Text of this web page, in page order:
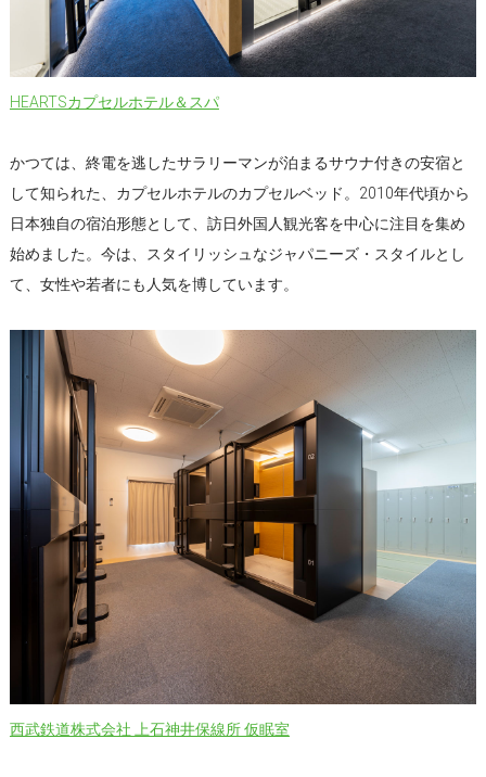
HEARTSカプセルホテル＆スパ
かつては、終電を逃したサラリーマンが泊まるサウナ付きの安宿と
して知られた、カプセルホテルのカプセルベッド。2010年代頃から
日本独自の宿泊形態として、訪日外国人観光客を中心に注目を集め
始めました。今は、スタイリッシュなジャパニーズ・スタイルとし
て、女性や若者にも人気を博しています。
西武鉄道株式会社 上石神井保線所 仮眠室